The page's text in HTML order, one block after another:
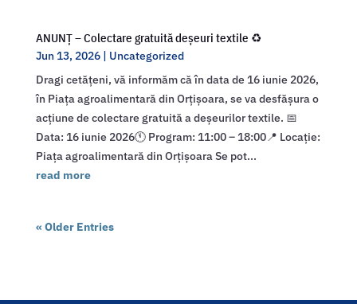
ANUNȚ – Colectare gratuită deșeuri textile ♻️
Jun 13, 2026| Uncategorized
Dragi cetățeni, vă informăm că în data de 16 iunie 2026,
în Piața agroalimentară din Orțișoara, se va desfășura o
acțiune de colectare gratuită a deșeurilor textile. 📅
Data: 16 iunie 2026🕚 Program: 11:00 – 18:00📍 Locație:
Piața agroalimentară din Orțișoara Se pot...
read more
« Older Entries